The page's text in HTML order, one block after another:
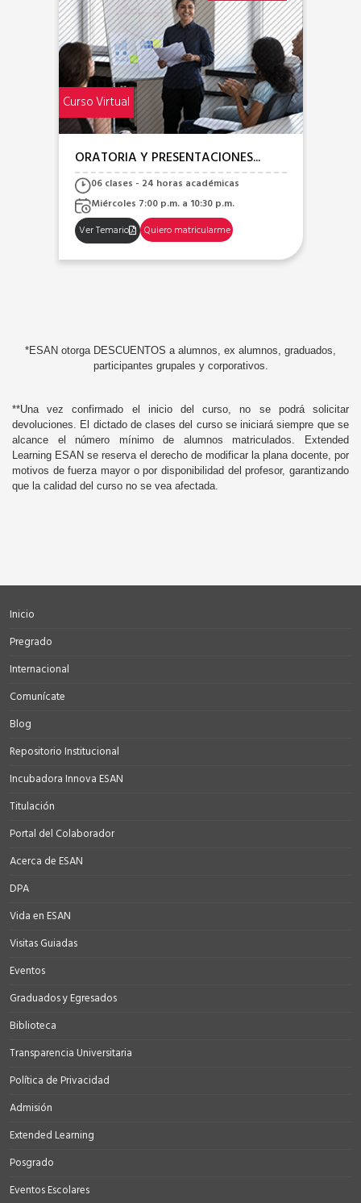
Curso Virtual
ORATORIA Y PRESENTACIONES...
06 clases - 24 horas académicas
Miércoles 7:00 p.m. a 10:30 p.m.
Ver Temario
Quiero matricularme
*ESAN otorga DESCUENTOS a alumnos, ex alumnos, graduados,
participantes grupales y corporativos.
**Una vez confirmado el inicio del curso, no se podrá solicitar
devoluciones. El dictado de clases del curso se iniciará siempre que se
alcance el número mínimo de alumnos matriculados. Extended
Learning ESAN se reserva el derecho de modificar la plana docente, por
motivos de fuerza mayor o por disponibilidad del profesor, garantizando
que la calidad del curso no se vea afectada.
Inicio
Pregrado
Internacional
Comunícate
Blog
Repositorio Institucional
Incubadora Innova ESAN
Titulación
Portal del Colaborador
Acerca de ESAN
DPA
Vida en ESAN
Visitas Guiadas
Eventos
Graduados y Egresados
Biblioteca
Transparencia Universitaria
Política de Privacidad
Admisión
Extended Learning
Posgrado
Eventos Escolares